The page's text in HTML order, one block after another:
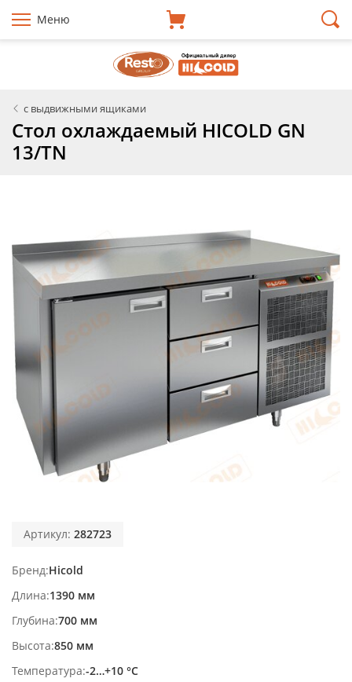
Меню
с выдвижными ящиками
Стол охлаждаемый HICOLD GN
13/TN
Артикул: 282723
Бренд Hicold
Длина 1390 мм
Глубина 700 мм
Высота 850 мм
Температура -2…+10 °С